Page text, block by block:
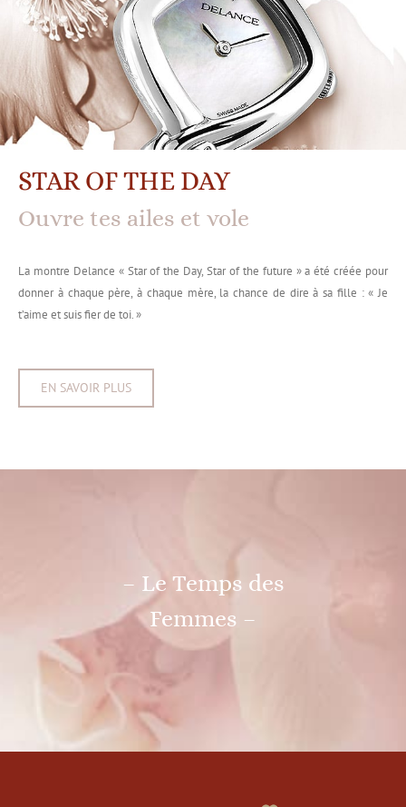
STAR OF THE DAY
Ouvre tes ailes et vole
La montre Delance « Star of the Day, Star of the future » a été créée pour
donner à chaque père, à chaque mère, la chance de dire à sa fille : « Je
t’aime et suis fier de toi. »
EN SAVOIR PLUS
– Le Temps des
Femmes –